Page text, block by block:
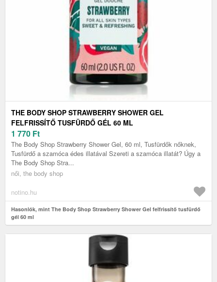
THE BODY SHOP STRAWBERRY SHOWER GEL
FELFRISSÍTŐ TUSFÜRDŐ GÉL 60 ML
1 770 Ft
The Body Shop Strawberry Shower Gel, 60 ml, Tusfürdők nőknek,
Tusfürdő a szamóca édes illatával Szereti a szamóca illatát? Úgy a
The Body Shop Stra...
női, the body shop
notino.hu
Hasonlók, mint The Body Shop Strawberry Shower Gel felfrissítő tusfürdő
gél 60 ml